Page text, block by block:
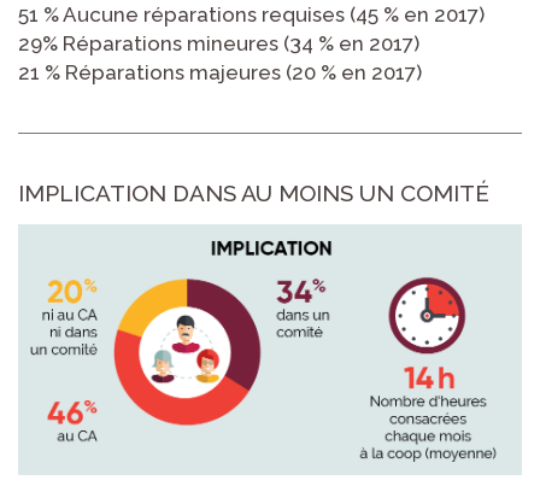
51 % Aucune réparations requises (45 % en 2017)
29% Réparations mineures (34 % en 2017)
21 % Réparations majeures (20 % en 2017)
IMPLICATION DANS AU MOINS UN COMITÉ